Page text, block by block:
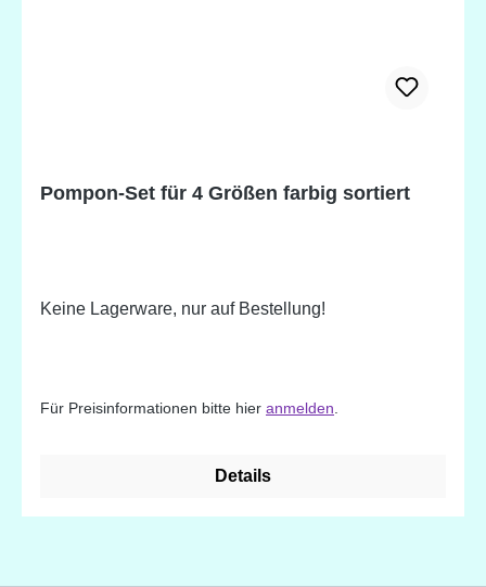
Pompon-Set für 4 Größen farbig sortiert
Keine Lagerware, nur auf Bestellung!
Für Preisinformationen bitte hier anmelden
Details